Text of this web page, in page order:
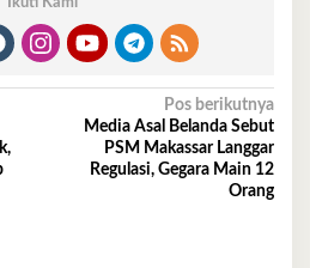
Pos berikutnya
Media Asal Belanda Sebut
PSM Makassar Langgar
Regulasi, Gegara Main 12
Orang